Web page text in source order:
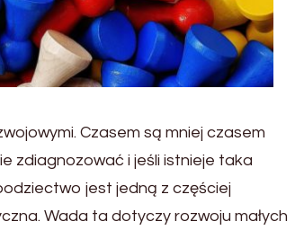
Czasem są mniej czasem
zdiagnozować i jeśli istnieje taka
jest jedną z częściej
Wada ta dotyczy rozwoju małych